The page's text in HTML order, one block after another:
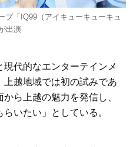
「IQ99（アイキューキューキュ
出演
代的なエンターテインメ
上越地域では初の試みであ
ら上越の魅力を発信し、
いたい」としている。